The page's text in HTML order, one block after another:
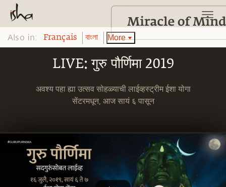
LIVE: गुरु पौर्णिमा 2019
अवश्य पहा ह्या उत्सव सोहळ्याची लाईव्हस्ट्रीम ईशा योगा
सेंटरमधून, आज सायं ६ पासून
Also in: Français বাংলা More